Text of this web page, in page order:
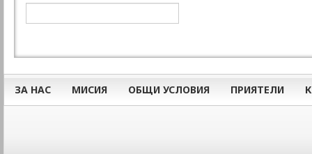
ЗА НАС МИСИЯ ОБЩИ УСЛОВИЯ ПРИЯТЕЛИ